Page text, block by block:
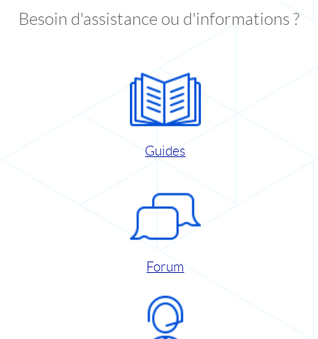
Besoin d'assistance ou d'informations ?
Guides
Forum